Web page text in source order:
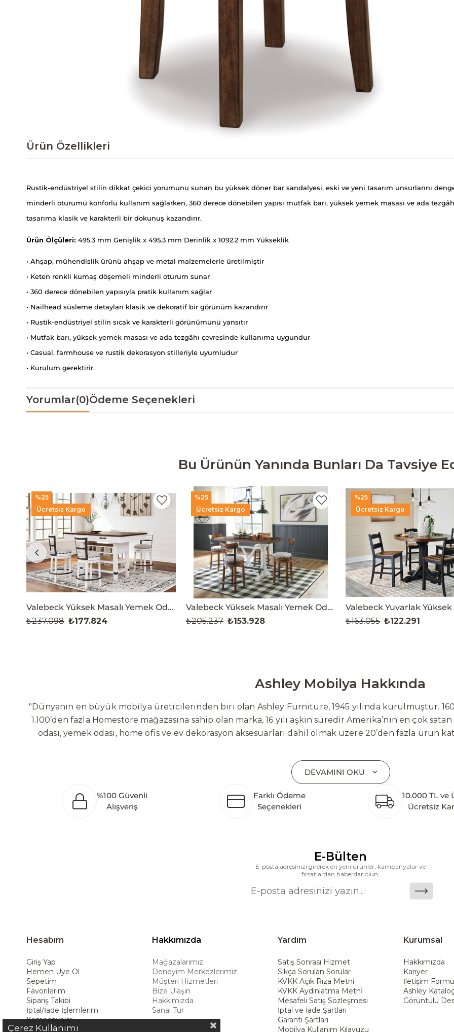
Ürün Özellikleri
Rustik-endüstriyel stilin dikkat çekici yorumunu sunan bu yüksek döner bar sandalyesi, eski ve yeni tasarım unsurlarını
minderli oturumu konforlu kullanım sağlarken, 360 derece dönebilen yapısı mutfak barı, yüksek yemek masası ve ada
tasarıma klasik ve karakterli bir dokunuş kazandırır.
Ürün Ölçüleri: 495.3 mm Genişlik x 495.3 mm Derinlik x 1092.2 mm Yükseklik
• Ahşap, mühendislik ürünü ahşap ve metal malzemelerle üretilmiştir
• Keten renkli kumaş döşemeli minderli oturum sunar
• 360 derece dönebilen yapısıyla pratik kullanım sağlar
• Nailhead süsleme detayları klasik ve dekoratif bir görünüm kazandırır
• Rustik-endüstriyel stilin sıcak ve karakterli görünümünü yansıtır
• Mutfak barı, yüksek yemek masası ve ada tezgâhı çevresinde kullanıma uygundur
• Casual, farmhouse ve rustik dekorasyon stilleriyle uyumludur
• Kurulum gerektirir.
Yorumlar(0)Ödeme Seçenekleri
Bu Ürünün Yanında Bunları Da Tavsiye
Valebeck Yüksek Masalı Yemek Odası Takımı
₺177.824
₺237.098
Ücretsiz Kargo
%25
Valebeck Yüksek Masalı Yemek Odası Takımı
₺153.928
₺205.237
Ücretsiz Kargo
%25
₺122.291
₺163.055
Ücretsiz Kargo
%25
Ashley Mobilya Hakkında
"Dünyanın en büyük mobilya üreticilerinden biri olan Ashley Furniture, 1945 yılında kurulmuştur.
1.100’den fazla Homestore mağazasına sahip olan marka, 16 yılı aşkın süredir Amerika’nın en çok
odası, yemek odası, home ofis ve ev dekorasyon aksesuarları dahil olmak üzere 20’den fazla ürün
global altyapısı sayesinde dünya çapında önemli bir pazar payına ulaşmıştır. Marka; sadece
yaratacağı değerlere odaklanarak sürekli gelişimi temel yaklaşım olarak benimsemektedir.
Bölgesi’nde 100 dönüm arazi üzerine kurulan üretim tesisinin altyapısı tamamlanmıştır. Ashley
oluşturarak Orta Doğu, Avrupa ve Kuzey Afrika pazarlarına hizmet vermektir. Dünya genelinde 7
Türkiye’de üretim yapması, istihdam ve ekonomik katkı açısından önemli bir değer yaratmaktadır.
ürünleriyle kullanıcılarına uzun ömürlü çözümler sunar. Teknoloji ve mağazacılığı bir araya
deneyimiyle müşterilerine üstün bir alışveriş deneyimi sunmak ve bu konforu her eve taşımak
DEVAMINI OKU
%100 Güvenli
Alışveriş
Farklı Ödeme
Seçenekleri
10.000 TL ve
Ücretsiz
E-Bülten
E-posta adresinizi girerek en yeni ürünler, kampanyalar ve
fırsatlardan haberdar olun.
Hesabım
Giriş Yap
Hemen Üye Ol
Sepetim
Favorilerim
Sipariş Takibi
İptal/İade İşlemlerim
Kampanyalar
Hakkımızda
Mağazalarımız
Deneyim Merkezlerimiz
Müşteri Hizmetleri
Bize Ulaşın
Hakkımızda
Sanal Tur
Yardım
Satış Sonrası Hizmet
Sıkça Sorulan Sorular
KVKK Açık Rıza Metni
KVKK Aydınlatma Metnİ
Mesafeli Satış Sözleşmesi
İptal ve İade Şartları
Garanti Şartları
Mobilya Kullanım Kılavuzu
Kurumsal
Hakkımızda
Kariyer
İletişim Formu
Ashley
Görüntülü
Çerez Kullanımı